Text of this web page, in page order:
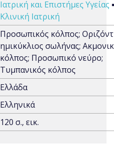
Ιατρική και Επιστήμες Υγείας
Κλινική Ιατρική
Προσωπικός κόλπος;
ημικύκλιος σωλήνας;
κόλπος; Προσωπικό νεύρο;
Τυμπανικός κόλπος
Ελλάδα
Ελληνικά
120 σ., εικ.